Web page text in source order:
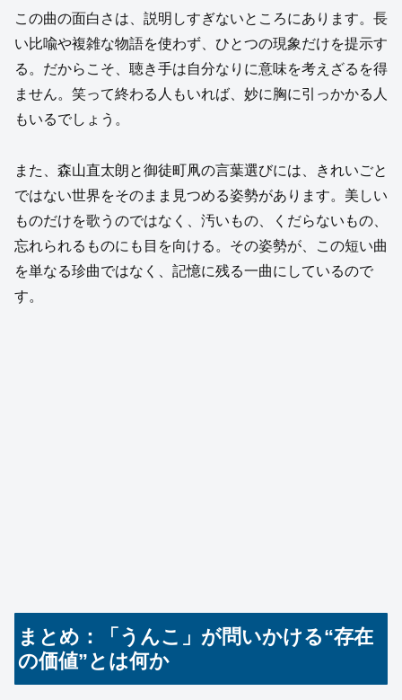
この曲の面白さは、説明しすぎないところにあります。長
い比喩や複雑な物語を使わず、ひとつの現象だけを提示す
る。だからこそ、聴き手は自分なりに意味を考えざるを得
ません。笑って終わる人もいれば、妙に胸に引っかかる人
もいるでしょう。
また、森山直太朗と御徒町凧の言葉選びには、きれいごと
ではない世界をそのまま見つめる姿勢があります。美しい
ものだけを歌うのではなく、汚いもの、くだらないもの、
忘れられるものにも目を向ける。その姿勢が、この短い曲
を単なる珍曲ではなく、記憶に残る一曲にしているので
す。
まとめ：「うんこ」が問いかける“存在
の価値”とは何か